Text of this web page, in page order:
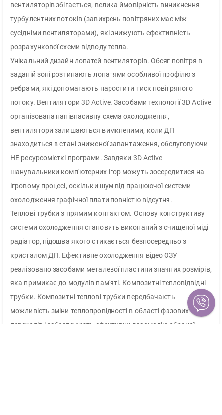
вентиляторів збігається, велика ймовірність виникнення
турбулентних потоків (завихрень повітряних мас між
сусідніми вентиляторами), які знижують ефективність
розрахункової схеми відводу тепла.
Унікальний дизайн лопатей вентиляторів. Обсяг повітря в
заданій зоні розтинають лопатями особливої ​​профілю з
ребрами, які допомагають наростити тиск повітряного
потоку. Вентилятори 3D Active. Засобами технології 3D Active
організована напівпасивну схема охолодження,
вентилятори залишаються вимкненими, коли ДП
знаходиться в стані зниженої завантаження, обслуговуючи
НЕ ресурсомісткі програми. Завдяки 3D Active
шанувальники комп'ютерних ігор можуть зосередитися на
ігровому процесі, оскільки шум від працюючої системи
охолодження графічної плати повністю відсутня.
Теплові трубки з прямим контактом. Основу конструктиву
системи охолодження становить виконаний з очищеної міді
радіатор, підошва якого стикається безпосередньо з
кристалом ДП. Ефективне охолодження відео ОЗУ
реалізовано засобами металевої пластини значних розмірів,
яка примикає до модулів пам'яті. Композитні тепловідвідні
трубки. Композитні теплові трубки передбачають
можливість зміни теплопровідності в області фазових
переходів і забезпечують ефективну взаємодію обраної